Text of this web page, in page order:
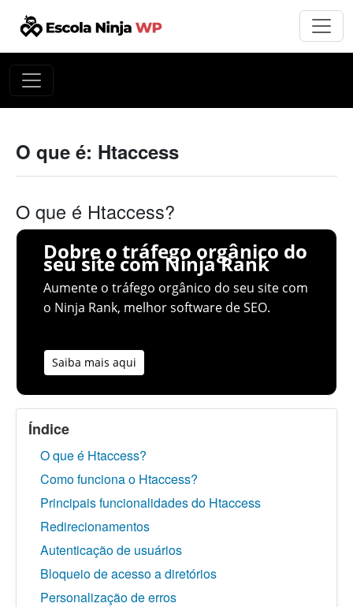
O que é: Htaccess
O que é Htaccess?
Dobre o tráfego orgânico do
seu site com Ninja Rank
Aumente o tráfego orgânico do seu site com
o Ninja Rank, melhor software de SEO.
Saiba mais aqui
Índice
O que é Htaccess?
Como funciona o Htaccess?
Principais funcionalidades do Htaccess
Redirecionamentos
Autenticação de usuários
Bloqueio de acesso a diretórios
Personalização de erros